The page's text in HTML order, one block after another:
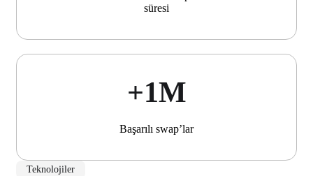
süresi
+1М
Başarılı swap’lar
Teknolojiler